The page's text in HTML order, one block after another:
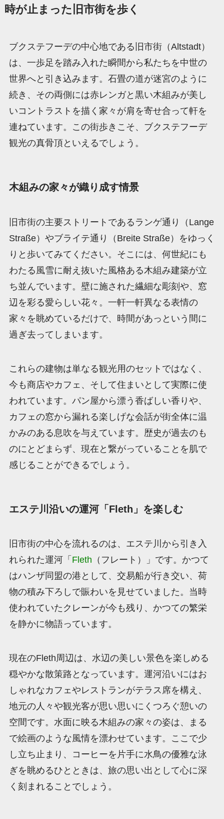
時が止まった旧市街を歩く
ブクステフーデの中心地である旧市街（Altstadt）
は、一歩足を踏み入れた瞬間から私たちを中世の
世界へと引き込みます。石畳の道が迷宮のように
続き、その両側には赤レンガと黒い木組みが美し
いコントラストを描く家々が肩を寄せ合って軒を
連ねています。この街歩きこそ、ブクステフーデ
観光の真骨頂といえるでしょう。
木組みの家々が織り成す情景
旧市街の主要ストリートであるランゲ通り（Lange
Straße）やブライテ通り（Breite Straße）をゆっく
りと歩いてみてください。そこには、何世紀にも
わたる風雪に耐え抜いた風格ある木組み建築が立
ち並んでいます。壁に施された繊細な彫刻や、窓
辺を彩る愛らしい花々。一軒一軒異なる表情の
家々を眺めているだけで、時間があっという間に
過ぎ去ってしまいます。
これらの建物は単なる観光用のセットではなく、
今も商店やカフェ、そして住まいとして実際に使
われています。パン屋から漂う香ばしい香りや、
カフェの窓から漏れる楽しげな会話が街全体に温
かみのある息吹を与えています。歴史が過去のも
のにとどまらず、現在と繋がっていることを肌で
感じることができるでしょう。
エステ川沿いの運河「Fleth」を楽しむ
旧市街の中心を流れるのは、エステ川から引き入
れられた運河「 Fleth （フレート）」です。かつて
はハンザ同盟の港として、交易船が行き交い、荷
物の積み下ろしで賑わいを見せていました。当時
使われていたクレーンが今も残り、かつての繁栄
を静かに物語っています。
現在のFleth周辺は、水辺の美しい景色を楽しめる
穏やかな散策路となっています。運河沿いにはお
しゃれなカフェやレストランがテラス席を構え、
地元の人々や観光客が思い思いにくつろぐ憩いの
空間です。水面に映る木組みの家々の姿は、まる
で絵画のような風情を漂わせています。ここで少
し立ち止まり、コーヒーを片手に水鳥の優雅な泳
ぎを眺めるひとときは、旅の思い出として心に深
く刻まれることでしょう。